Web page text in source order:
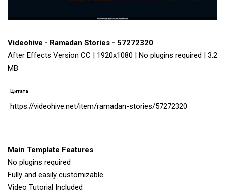
Videohive - Ramadan Stories - 57272320
After Effects Version CC | 1920x1080 | No plugins required | 3.2
MB
Цитата
https://videohive.net/item/ramadan-stories/57272320
Main Template Features
No plugins required
Fully and easily customizable
Video Tutorial Included